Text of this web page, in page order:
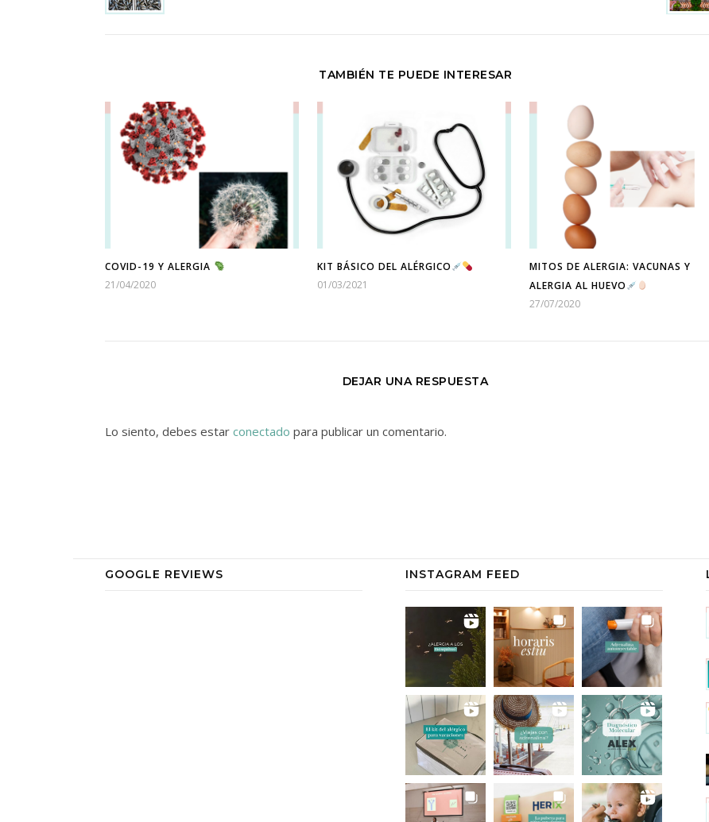
TAMBIÉN TE PUEDE INTERESAR
COVID-19 Y ALERGIA
21/04/2020
KIT BÁSICO DEL ALÉRGICO
01/03/2021
MITOS DE ALERGIA: VACUNAS Y
ALERGIA AL HUEVO
27/07/2020
DEJAR UNA RESPUESTA
Lo siento, debes estar conectado para publicar un comentario.
GOOGLE REVIEWS INSTAGRAM FEED